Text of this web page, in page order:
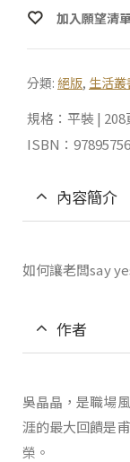
加入願望清
分類: 絕版, 生活叢
規格：平裝 |
ISBN：
內容簡介
如何讓老闆say
作者
吳晶晶，是職場
涯的最大回饋是
榮。